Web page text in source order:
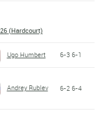
(Hardcourt)
Ugo Humbert 6-3 6-1
Andrey Rublev 6-2 6-4